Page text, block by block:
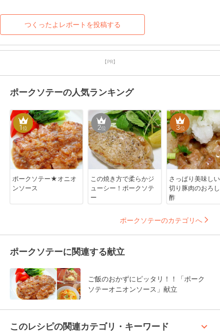
つくったよレポートを投稿する
【PR】
ポークソテーの人気ランキング
1位
ポークソテー★オニオ
ンソース
2位
この焼き方で柔らかジ
ューシー！ポークソテ
ー
3位
さっぱり美味し
切り豚肉のおろ
酢
ポークソテーのカテゴリへ
ポークソテーに関連する献立
ご飯のおかずにピッタリ！！「ポーク
ソテーオニオンソース」献立
このレシピの関連カテゴリ・キーワード keyboard_arrow_up